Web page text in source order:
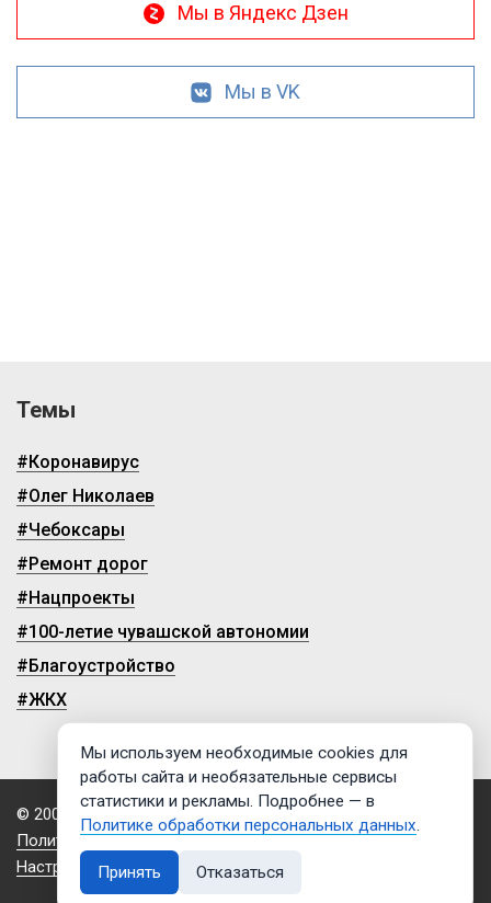
Мы в Яндекс Дзен
Мы в VK
Темы
#Коронавирус
#Олег Николаев
#Чебоксары
#Ремонт дорог
#Нацпроекты
#100-летие чувашской автономии
#Благоустройство
#ЖКХ
© 2009-2026, ГТРК «Чувашия»
Политика обработки персональных данных
Настройки cookies
Мы используем необходимые cookies для
работы сайта и необязательные сервисы
статистики и рекламы. Подробнее — в
Политике обработки персональных данных.
Принять Отказаться